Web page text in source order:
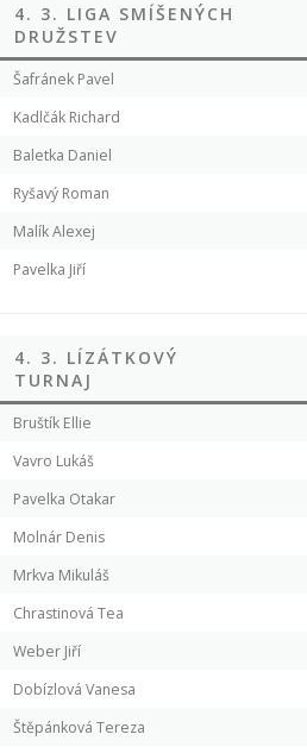
4. 3. LIGA SMÍŠENÝCH
DRUŽSTEV
Šafránek Pavel
Kadlčák Richard
Baletka Daniel
Ryšavý Roman
Malík Alexej
Pavelka Jiří
4. 3. LÍZÁTKOVÝ
TURNAJ
Bruštík Ellie
Vavro Lukáš
Pavelka Otakar
Molnár Denis
Mrkva Mikuláš
Chrastinová Tea
Weber Jiří
Dobízlová Vanesa
Štěpánková Tereza